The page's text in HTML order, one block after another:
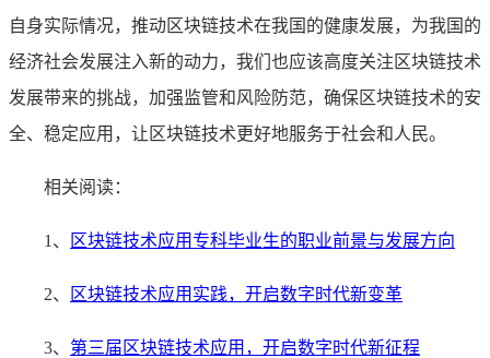
自身实际情况，推动区块链技术在我国的健康发展，为我国的
经济社会发展注入新的动力，我们也应该高度关注区块链技术
发展带来的挑战，加强监管和风险防范，确保区块链技术的安
全、稳定应用，让区块链技术更好地服务于社会和人民。
相关阅读：
1、 区块链技术应用专科毕业生的职业前景与发展方向
2、 区块链技术应用实践，开启数字时代新变革
3、 第三届区块链技术应用，开启数字时代新征程